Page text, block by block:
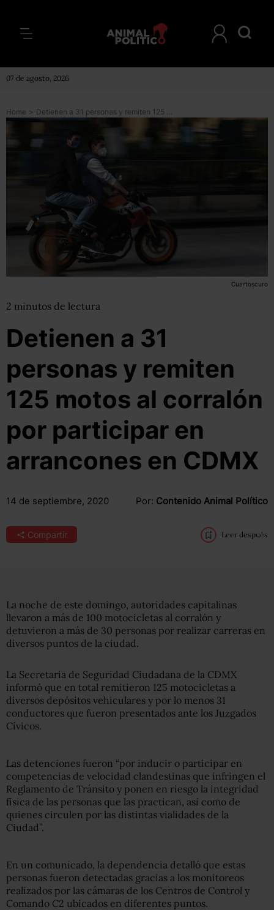
07 de agosto, 2026
Home > Detienen a 31 personas y remiten 125 motos al corralón por participar en arrancones en CDMX
Cuartoscuro
2 minutos de lectura
Detienen a 31
personas y remiten
125 motos al corralón
por participar en
arrancones en CDMX
14 de septiembre, 2020 Por: Contenido Animal Político
Compartir Leer después
La noche de este domingo, autoridades capitalinas
llevaron a más de 100 motocicletas al corralón y
detuvieron a más de 30 personas por realizar carreras en
diversos puntos de la ciudad.
La Secretaría de Seguridad Ciudadana de la CDMX
informó que en total remitieron 125 motocicletas a
diversos depósitos vehiculares y por lo menos 31
conductores que fueron presentados ante los Juzgados
Cívicos.
Las detenciones fueron “por inducir o participar en
competencias de velocidad clandestinas que infringen el
Reglamento de Tránsito y ponen en riesgo la integridad
física de las personas que las practican, así como de
quienes circulen por las distintas vialidades de la
Ciudad”.
En un comunicado, la dependencia detalló que estas
personas fueron detectadas gracias a los monitoreos
realizados por las cámaras de los Centros de Control y
Comando C2 ubicados en diferentes puntos.